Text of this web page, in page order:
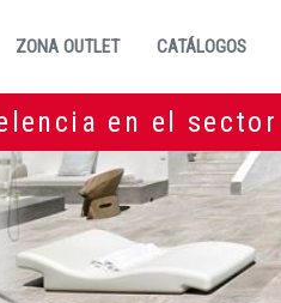
ZONA OUTLET CATÁLOGOS
en el sector